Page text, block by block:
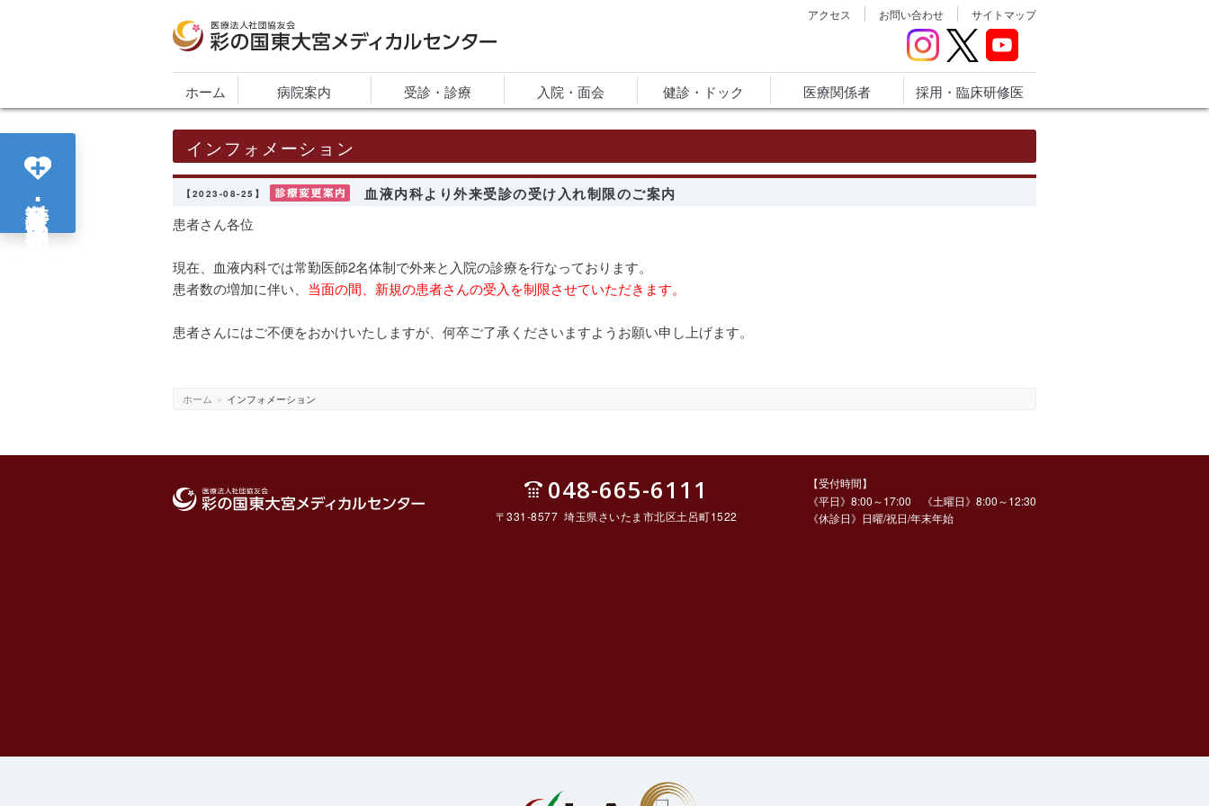
アクセス お問い合わせ サイトマップ
各診療科･部門紹介
ホーム 病院案内 受診・診療 入院・面会 健診・ドック 医療関係者 採用・臨床研修医
インフォメーション
【2023-08-25】 血液内科より外来受診の受け入れ制限のご案内
患者さん各位
現在、血液内科では常勤医師2名体制で外来と入院の診療を行なっております。
患者数の増加に伴い、 当面の間、新規の患者さんの受入を制限させていただきます。
患者さんにはご不便をおかけいたしますが、何卒ご了承くださいますようお願い申し上げます。
ホーム » インフォメーション
048-665-6111
〒331-8577 埼玉県さいたま市北区土呂町1522
【受付時間】
《平日》8:00～17:00 《土曜日》8:00～12:30
《休診日》日曜/祝日/年末年始